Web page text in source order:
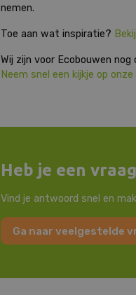
nemen.
Toe aan wat inspiratie?
Wij zijn voor Ecobouwen nog
Neem snel een kijkje op
Heb je een
Vind je antwoord snel en
Ga naar veelgestelde